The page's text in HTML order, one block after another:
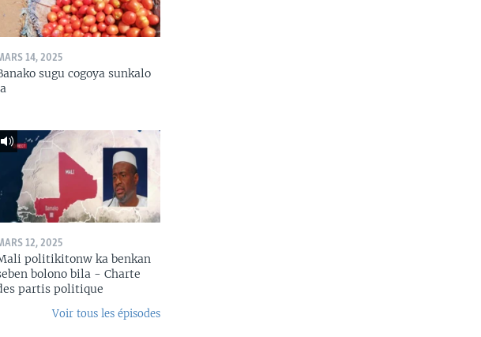
14, 2025
sugu cogoya sunkalo
12, 2025
politikitonw ka benkan
bolono bila - Charte
partis politique
Voir tous les épisodes